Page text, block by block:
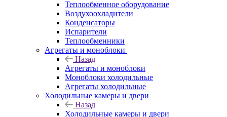
Теплообменное оборудование
Воздухоохладители
Конденсаторы
Испарители
Теплообменники
Агрегаты и моноблоки
Назад
Агрегаты и моноблоки
Моноблоки холодильные
Агрегаты холодильные
Холодильные камеры и двери
Назад
Холодильные камеры и двери